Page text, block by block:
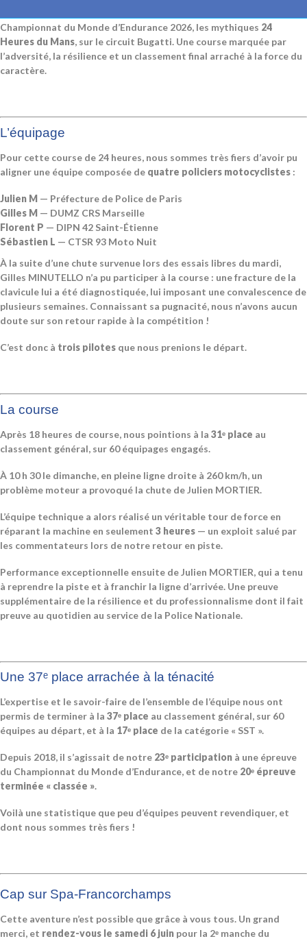
Championnat du Monde d’Endurance 2026, les mythiques 24
Heures du Mans, sur le circuit Bugatti. Une course marquée par
l’adversité, la résilience et un classement final arraché à la force du
caractère.
L’équipage
Pour cette course de 24 heures, nous sommes très fiers d’avoir pu
aligner une équipe composée de quatre policiers motocyclistes :
Julien M — Préfecture de Police de Paris
Gilles M — DUMZ CRS Marseille
Florent P — DIPN 42 Saint-Étienne
Sébastien L — CTSR 93 Moto Nuit
À la suite d’une chute survenue lors des essais libres du mardi,
Gilles MINUTELLO n’a pu participer à la course : une fracture de la
clavicule lui a été diagnostiquée, lui imposant une convalescence de
plusieurs semaines. Connaissant sa pugnacité, nous n’avons aucun
doute sur son retour rapide à la compétition !
C’est donc à trois pilotes que nous prenions le départ.
La course
Après 18 heures de course, nous pointions à la 31ᵉ place au
classement général, sur 60 équipages engagés.
À 10 h 30 le dimanche, en pleine ligne droite à 260 km/h, un
problème moteur a provoqué la chute de Julien MORTIER.
L’équipe technique a alors réalisé un véritable tour de force en
réparant la machine en seulement 3 heures — un exploit salué par
les commentateurs lors de notre retour en piste.
Performance exceptionnelle ensuite de Julien MORTIER, qui a tenu
à reprendre la piste et à franchir la ligne d’arrivée. Une preuve
supplémentaire de la résilience et du professionnalisme dont il fait
preuve au quotidien au service de la Police Nationale.
Une 37ᵉ place arrachée à la ténacité
L’expertise et le savoir-faire de l’ensemble de l’équipe nous ont
permis de terminer à la 37ᵉ place au classement général, sur 60
équipes au départ, et à la 17ᵉ place de la catégorie « SST ».
Depuis 2018, il s’agissait de notre 23ᵉ participation à une épreuve
du Championnat du Monde d’Endurance, et de notre 20ᵉ épreuve
terminée « classée ».
Voilà une statistique que peu d’équipes peuvent revendiquer, et
dont nous sommes très fiers !
Cap sur Spa-Francorchamps
Cette aventure n’est possible que grâce à vous tous. Un grand
merci, et rendez-vous le samedi 6 juin pour la 2ᵉ manche du